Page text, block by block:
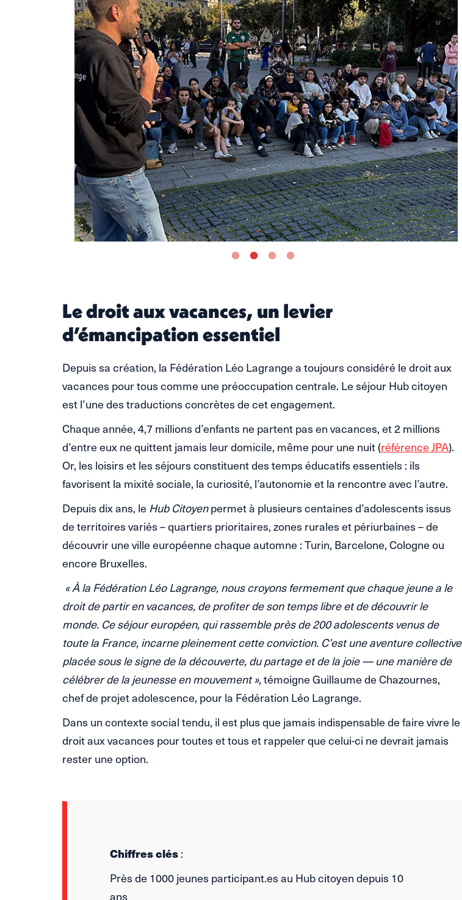
Le droit aux vacances, un levier
d’émancipation essentiel
Depuis sa création, la Fédération Léo Lagrange a toujours considéré le droit aux
vacances pour tous comme une préoccupation centrale. Le séjour Hub citoyen
est l’une des traductions concrètes de cet engagement.
Chaque année, 4,7 millions d’enfants ne partent pas en vacances, et 2 millions
d’entre eux ne quittent jamais leur domicile, même pour une nuit (référence JPA).
Or, les loisirs et les séjours constituent des temps éducatifs essentiels : ils
favorisent la mixité sociale, la curiosité, l’autonomie et la rencontre avec l’autre.
Depuis dix ans, le Hub Citoyenpermet à plusieurs centaines d’adolescents issus
de territoires variés – quartiers prioritaires, zones rurales et périurbaines – de
découvrir une ville européenne chaque automne : Turin, Barcelone, Cologne ou
encore Bruxelles.
«À la Fédération Léo Lagrange, nous croyons fermement que chaque jeune a le
droit de partir en vacances, de profiter de son temps libre et de découvrir le
monde. Ce séjour européen, qui rassemble près de 200 adolescents venus de
toute la France, incarne pleinement cette conviction. C’est une aventure collective
placée sous le signe de la découverte, du partage et de la joie — une manière de
célébrer de la jeunesse en mouvement », témoigne Guillaume de Chazournes,
chef de projet adolescence, pour la Fédération Léo Lagrange.
Dans un contexte social tendu, il est plus que jamais indispensable de faire vivre le
droit aux vacances pour toutes et tous et rappeler que celui-ci ne devrait jamais
rester une option.
Chiffres clés :
Près de 1000 jeunes participant.es au Hub citoyen depuis 10
ans